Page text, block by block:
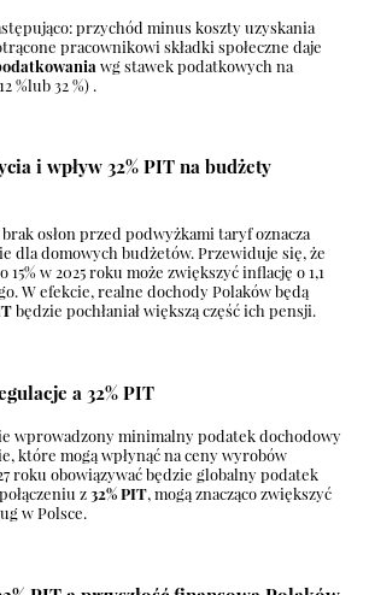
przychód minus koszty uzyskania
pracownikowi składki społeczne daje
wg stawek podatkowych na
%lub 32 %) .
i wpływ 32% PIT na budżety
osłon przed podwyżkami taryf oznacza
dla domowych budżetów. Przewiduje się, że
w 2025 roku może zwiększyć inflację o 1,1
W efekcie, realne dochody Polaków będą
będzie pochłaniał większą część ich pensji.
a 32% PIT
wprowadzony minimalny podatek dochodowy
które mogą wpłynąć na ceny wyrobów
roku obowiązywać będzie globalny podatek
z32% PIT, mogą znacząco zwiększyć
w Polsce.